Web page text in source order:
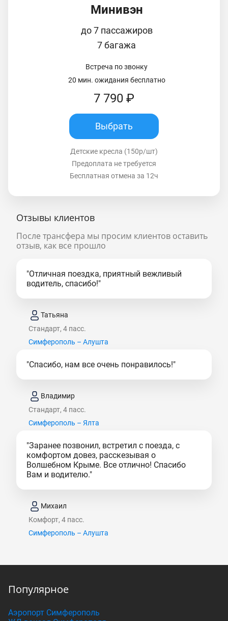
Минивэн
до 7 пассажиров
7 багажа
Встреча по звонку
20 мин. ожидания бесплатно
7 790 ₽
Выбрать
Детские кресла (150р/шт)
Предоплата не требуется
Бесплатная отмена за 12ч
Отзывы клиентов
После трансфера мы просим клиентов оставить
отзыв, как все прошло
"Отличная поездка, приятный вежливый
водитель, спасибо!"
Татьяна
Стандарт, 4 пасс.
Симферополь – Алушта
"Спасибо, нам все очень понравилось!"
Владимир
Стандарт, 4 пасс.
Симферополь – Ялта
"Заранее позвонил, встретил с поезда, с
комфортом довез, расскезывая о
Волшебном Крыме. Все отлично! Спасибо
Вам и водителю."
Михаил
Комфорт, 4 пасс.
Симферополь – Алушта
Популярное
Аэропорт Симферополь